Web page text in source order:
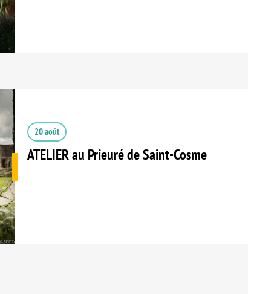
20 août
ATELIER au Prieuré de Saint-Cosme